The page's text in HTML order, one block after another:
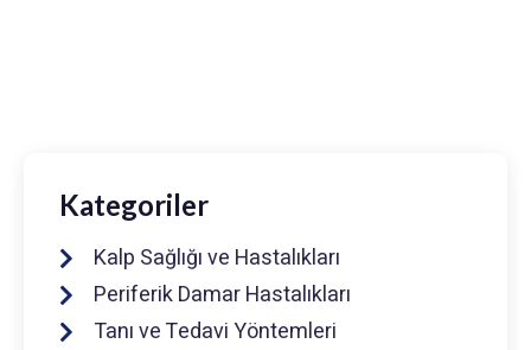
Kategoriler
Kalp Sağlığı ve Hastalıkları
Periferik Damar Hastalıkları
Tanı ve Tedavi Yöntemleri